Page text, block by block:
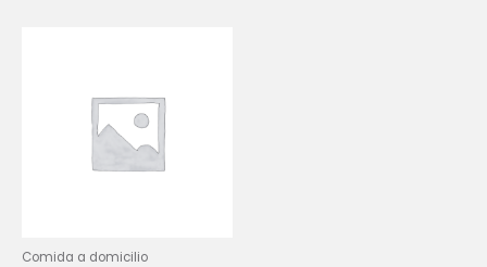
Comida a domicilio